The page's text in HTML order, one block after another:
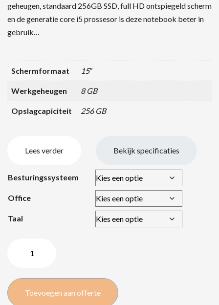
geheugen, standaard 256GB SSD, full HD ontspiegeld scherm
en de generatie core i5 prossesor is deze notebook beter in
gebruik…
Schermformaat 15″
Werkgeheugen 8 GB
Opslagcapiciteit 256 GB
Lees verder Bekijk specificaties
Besturingssysteem
Office
Taal
ProBook
G5
–
Toevoegen aan offerte